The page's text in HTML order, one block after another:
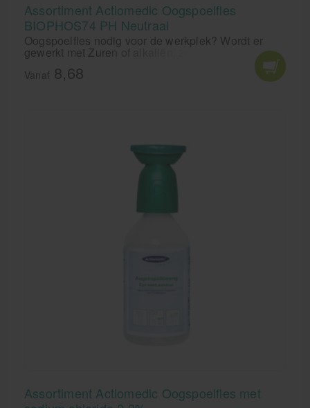
Assortiment Actiomedic Oogspoelfles
BIOPHOS74 PH Neutraal
Oogspoelfles nodig voor de werkplek? Wordt er
gewerkt met Zuren of alkaliën, zorg dan dat u de
Actiomedic Oogspoelfles BIOPHOS74 PH Neutraal
in huis heeft.
Vanaf 8,68
Assortiment Actiomedic Oogspoelfles met